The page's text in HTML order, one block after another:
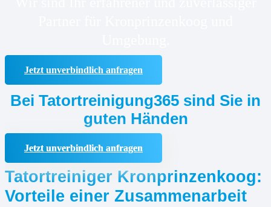
Jetzt unverbindlich anfragen
Bei Tatortreinigung365 sind Sie in
guten Händen
Jetzt unverbindlich anfragen
Tatortreiniger Kronprinzenkoog:
Vorteile einer Zusammenarbeit